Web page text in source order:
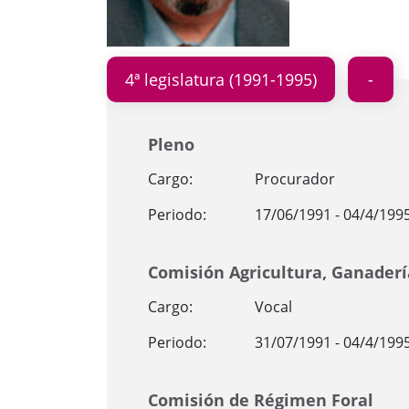
4ª legislatura (1991-1995)
Pleno
Cargo:
Procurador
Periodo:
17/06/1991 - 04/4/
Comisión Agricultura,
Cargo:
Vocal
Periodo:
31/07/1991 - 04/4/
Comisión de Régimen Foral